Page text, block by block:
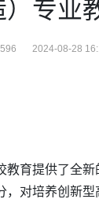
专业
2024-08-28
育提供了全
对培养创新